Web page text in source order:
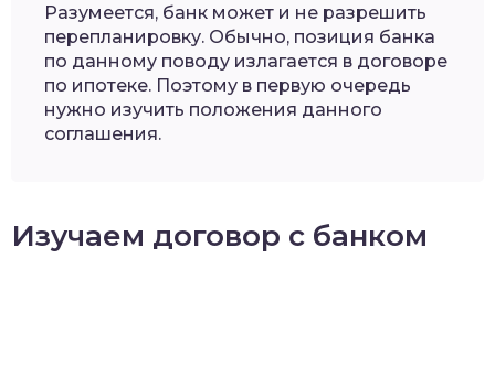
Разумеется, банк может и не разрешить
перепланировку. Обычно, позиция банка
по данному поводу излагается в договоре
по ипотеке. Поэтому в первую очередь
нужно изучить положения данного
соглашения.
Изучаем договор с банком